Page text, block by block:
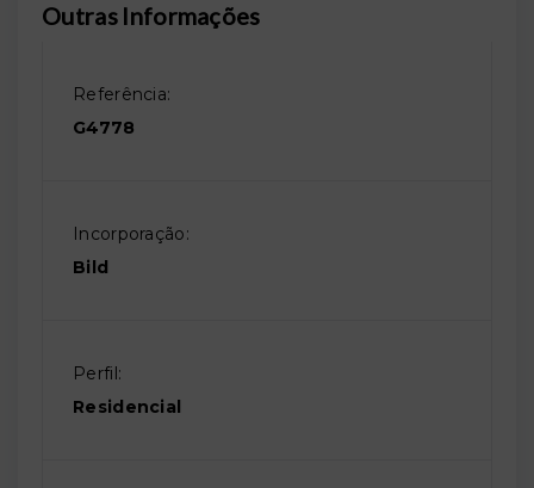
Outras Informações
Referência:
G4778
Incorporação:
Bild
Perfil:
Residencial